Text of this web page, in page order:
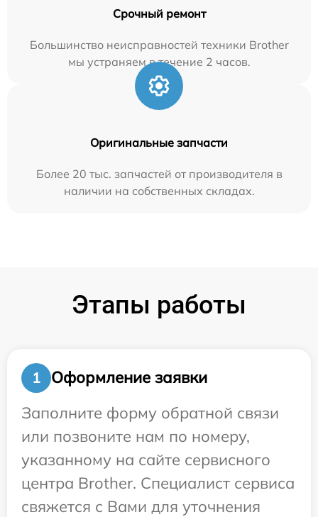
Срочный ремонт
Большинство неисправностей техники Brother
мы устраняем в течение 2 часов.
Оригинальные запчасти
Более 20 тыс. запчастей от производителя в
наличии на собственных складах.
Этапы работы
1
Оформление заявки
Заполните форму обратной связи
или позвоните нам по номеру,
указанному на сайте сервисного
центра Brother. Специалист сервиса
свяжется с Вами для уточнения